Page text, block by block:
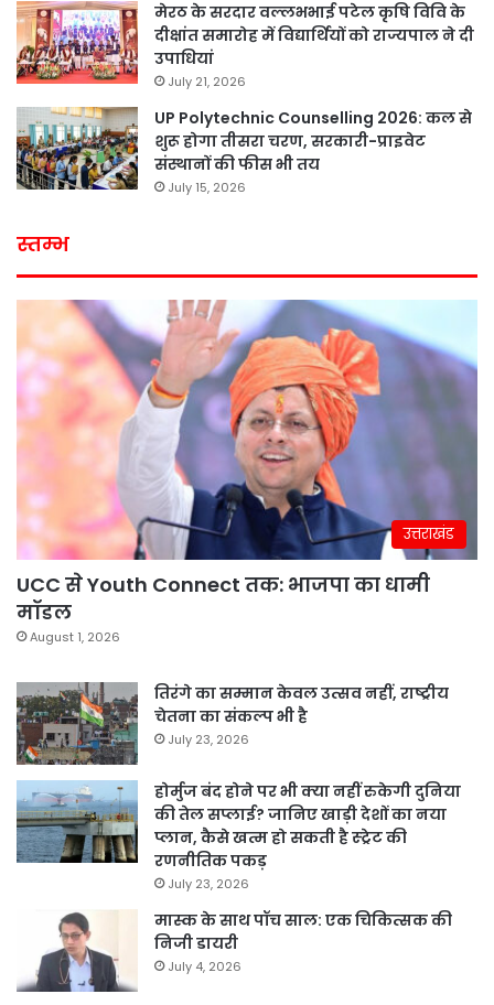
मेरठ के सरदार वल्लभभाई पटेल कृषि विवि के
दीक्षांत समारोह में विद्यार्थियों को राज्यपाल ने दी
उपाधियां
July 21, 2026
UP Polytechnic Counselling 2026: कल से
शुरू होगा तीसरा चरण, सरकारी-प्राइवेट
संस्थानों की फीस भी तय
July 15, 2026
स्तम्भ
उत्तराखंड
UCC से Youth Connect तक: भाजपा का धामी
मॉडल
August 1, 2026
तिरंगे का सम्मान केवल उत्सव नहीं, राष्ट्रीय
चेतना का संकल्प भी है
July 23, 2026
होर्मुज बंद होने पर भी क्या नहीं रुकेगी दुनिया
की तेल सप्लाई? जानिए खाड़ी देशों का नया
प्लान, कैसे खत्म हो सकती है स्ट्रेट की
रणनीतिक पकड़
July 23, 2026
मास्क के साथ पॉच साल: एक चिकित्सक की
निजी डायरी
July 4, 2026